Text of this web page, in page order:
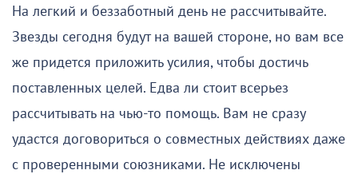
На легкий и беззаботный день не рассчитывайте.
Звезды сегодня будут на вашей стороне, но вам все
же придется приложить усилия, чтобы достичь
поставленных целей. Едва ли стоит всерьез
рассчитывать на чью-то помощь. Вам не сразу
удастся договориться о совместных действиях даже
с проверенными союзниками. Не исключены